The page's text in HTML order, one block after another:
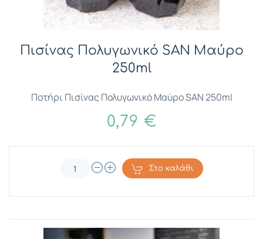
Πισίνας Πολυγωνικό SAN Μαύρο
250ml
Ποτήρι Πισίνας Πολυγωνικό Μαύρο SAN 250ml
0,79 €
Στο καλάθι